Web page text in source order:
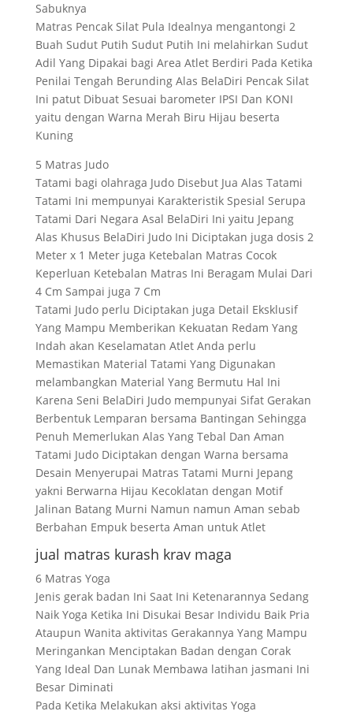
Sabuknya
Matras Pencak Silat Pula Idealnya mengantongi 2
Buah Sudut Putih Sudut Putih Ini melahirkan Sudut
Adil Yang Dipakai bagi Area Atlet Berdiri Pada Ketika
Penilai Tengah Berunding Alas BelaDiri Pencak Silat
Ini patut Dibuat Sesuai barometer IPSI Dan KONI
yaitu dengan Warna Merah Biru Hijau beserta
Kuning
5 Matras Judo
Tatami bagi olahraga Judo Disebut Jua Alas Tatami
Tatami Ini mempunyai Karakteristik Spesial Serupa
Tatami Dari Negara Asal BelaDiri Ini yaitu Jepang
Alas Khusus BelaDiri Judo Ini Diciptakan juga dosis 2
Meter x 1 Meter juga Ketebalan Matras Cocok
Keperluan Ketebalan Matras Ini Beragam Mulai Dari
4 Cm Sampai juga 7 Cm
Tatami Judo perlu Diciptakan juga Detail Eksklusif
Yang Mampu Memberikan Kekuatan Redam Yang
Indah akan Keselamatan Atlet Anda perlu
Memastikan Material Tatami Yang Digunakan
melambangkan Material Yang Bermutu Hal Ini
Karena Seni BelaDiri Judo mempunyai Sifat Gerakan
Berbentuk Lemparan bersama Bantingan Sehingga
Penuh Memerlukan Alas Yang Tebal Dan Aman
Tatami Judo Diciptakan dengan Warna bersama
Desain Menyerupai Matras Tatami Murni Jepang
yakni Berwarna Hijau Kecoklatan dengan Motif
Jalinan Batang Murni Namun namun Aman sebab
Berbahan Empuk beserta Aman untuk Atlet
jual matras kurash krav maga
6 Matras Yoga
Jenis gerak badan Ini Saat Ini Ketenarannya Sedang
Naik Yoga Ketika Ini Disukai Besar Individu Baik Pria
Ataupun Wanita aktivitas Gerakannya Yang Mampu
Meringankan Menciptakan Badan dengan Corak
Yang Ideal Dan Lunak Membawa latihan jasmani Ini
Besar Diminati
Pada Ketika Melakukan aksi aktivitas Yoga